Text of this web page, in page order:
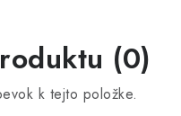
(0)
k tejto položke.